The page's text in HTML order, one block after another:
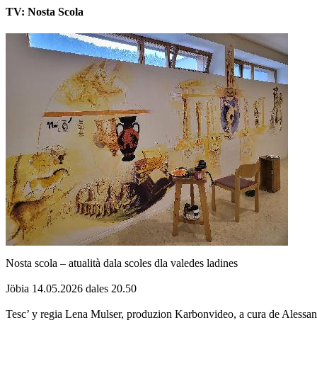
TV: Nosta Scola
Nosta scola – atualità dala scoles dla valedes ladines
Jöbia 14.05.2026 dales 20.50
Tesc’ y regia Lena Mulser, produzion Karbonvideo, a cura de